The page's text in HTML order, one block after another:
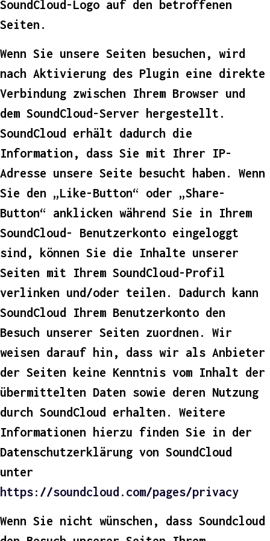
SoundCloud-Logo auf den betroffenen
Seiten.
Wenn Sie unsere Seiten besuchen, wird
nach Aktivierung des Plugin eine direkte
Verbindung zwischen Ihrem Browser und
dem SoundCloud-Server hergestellt.
SoundCloud erhält dadurch die
Information, dass Sie mit Ihrer IP-
Adresse unsere Seite besucht haben. Wenn
Sie den „Like-Button“ oder „Share-
Button“ anklicken während Sie in Ihrem
SoundCloud- Benutzerkonto eingeloggt
sind, können Sie die Inhalte unserer
Seiten mit Ihrem SoundCloud-Profil
verlinken und/oder teilen. Dadurch kann
SoundCloud Ihrem Benutzerkonto den
Besuch unserer Seiten zuordnen. Wir
weisen darauf hin, dass wir als Anbieter
der Seiten keine Kenntnis vom Inhalt der
übermittelten Daten sowie deren Nutzung
durch SoundCloud erhalten. Weitere
Informationen hierzu finden Sie in der
Datenschutzerklärung von SoundCloud
unter
https://soundcloud.com/pages/privacy
Wenn Sie nicht wünschen, dass Soundcloud